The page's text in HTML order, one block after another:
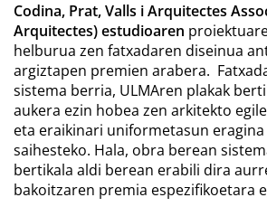
Codina, Prat, Valls i Arquitectes
Arquitectes) estudioaren
helburua zen fatxadaren diseinua
argiztapen premien arabera.
sistema berria, ULMAren plakak
aukera ezin hobea zen arkitekto
eta eraikinari uniformetasun eragina
saihesteko. Hala, obra berean
bertikala aldi berean erabili dira
bakoitzaren premia espezifikoetara